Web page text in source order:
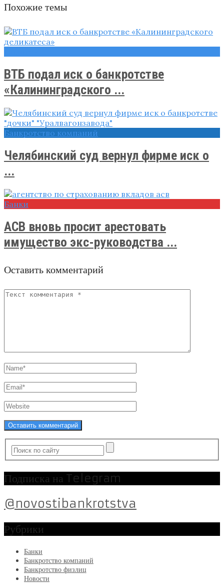
Похожие темы
ВТБ подал иск о банкротстве
«Калининградского ...
Банкротство компаний
Челябинский суд вернул фирме иск о
...
Банки
АСВ вновь просит арестовать
имущество экс-руководства ...
Оставить комментарий
Подписка на Telegram
@novostibankrotstva
Рубрики
Банки
Банкротство компаний
Банкротство физлиц
Новости